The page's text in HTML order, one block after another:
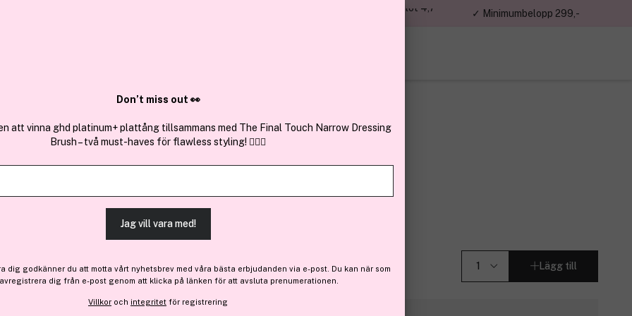
✓ Över 1,5 miljon kunder – Trustpilot 4,7
✓ Minimumbelopp 299,-
Artistick Frame 5,8g
-30%
Före: 295 kr
Lägg till
Don’t miss out 👀
att vinna ghd platinum+ plattång tillsammans med The Final Touch Narrow Dressing
Brush – två must-haves för flawless styling! 💇‍♀️✨
Jag vill vara med!
dig godkänner du att motta vårt nyhetsbrev med våra bästa erbjudanden via e-post. Du kan när som
dig från e-post genom att klicka på länken för att avsluta prenumerationen.
Villkor och integritet för registrering